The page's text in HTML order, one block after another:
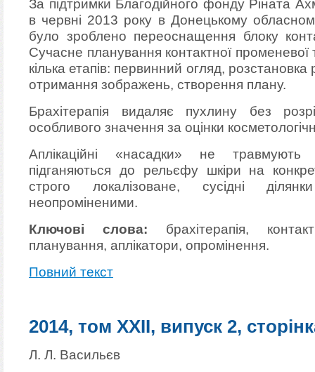
За підтримки Благодійного фонду Ріната
в червні 2013 року в Донецькому
було зроблено переоснащення блоку
Сучасне планування контактної променевої
кілька етапів: первинний огляд,
отримання зображень, створення плану.
Брахітерапія видаляє пухлину без
особливого значення за оцінки
Аплікаційні «насадки» не
підганяються до рельєфу шкіри на
строго локалізоване, сусідні
неопроміненими.
Ключові слова: брахітерапія,
планування, аплікатори, опромінення.
Повний текст
2014, том XXII, випуск 2,
Л. Л. Васильєв